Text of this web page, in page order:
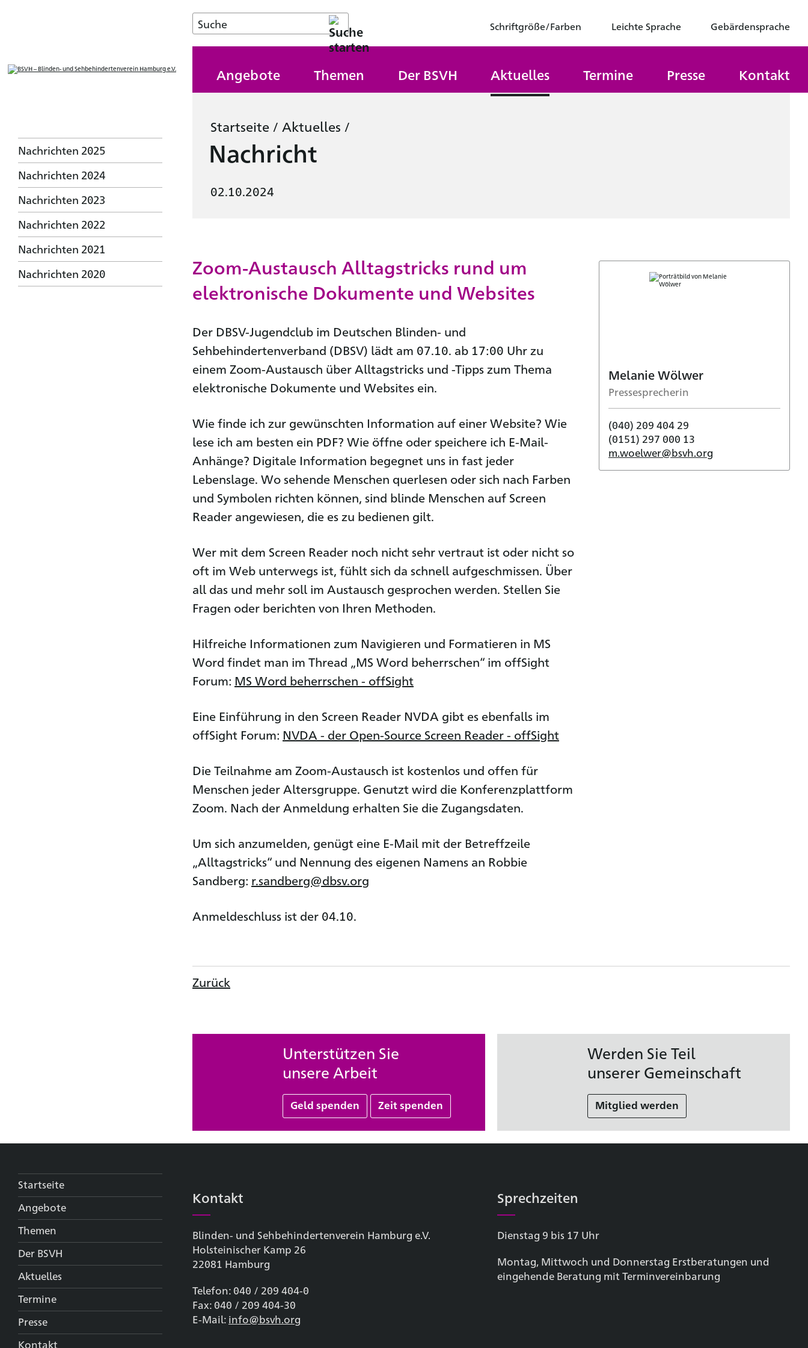
Schriftgröße/Farben Leichte Sprache Gebärdensprache
Angebote Themen Der BSVH Aktuelles Termine Presse Kontakt
Nachrichten 2025
Nachrichten 2024
Nachrichten 2023
Nachrichten 2022
Nachrichten 2021
Nachrichten 2020
Startseite / Aktuelles /
Nachricht
02.10.2024
Zoom-Austausch Alltagstricks rund um
elektronische Dokumente und Websites
Der DBSV-Jugendclub im Deutschen Blinden- und
Sehbehindertenverband (DBSV) lädt am 07.10. ab 17:00 Uhr zu
einem Zoom-Austausch über Alltagstricks und -Tipps zum Thema
elektronische Dokumente und Websites ein.
Wie finde ich zur gewünschten Information auf einer Website? Wie
lese ich am besten ein PDF? Wie öffne oder speichere ich E-Mail-
Anhänge? Digitale Information begegnet uns in fast jeder
Lebenslage. Wo sehende Menschen querlesen oder sich nach Farben
und Symbolen richten können, sind blinde Menschen auf Screen
Reader angewiesen, die es zu bedienen gilt.
Wer mit dem Screen Reader noch nicht sehr vertraut ist oder nicht so
oft im Web unterwegs ist, fühlt sich da schnell aufgeschmissen. Über
all das und mehr soll im Austausch gesprochen werden. Stellen Sie
Fragen oder berichten von Ihren Methoden.
Hilfreiche Informationen zum Navigieren und Formatieren in MS
Word findet man im Thread „MS Word beherrschen“ im offSight
Forum: MS Word beherrschen - offSight
Eine Einführung in den Screen Reader NVDA gibt es ebenfalls im
offSight Forum: NVDA - der Open-Source Screen Reader - offSight
Die Teilnahme am Zoom-Austausch ist kostenlos und offen für
Menschen jeder Altersgruppe. Genutzt wird die Konferenzplattform
Zoom. Nach der Anmeldung erhalten Sie die Zugangsdaten.
Um sich anzumelden, genügt eine E-Mail mit der Betreffzeile
„Alltagstricks“ und Nennung des eigenen Namens an Robbie
Sandberg: r.sandberg@dbsv.org
Anmeldeschluss ist der 04.10.
Melanie Wölwer
Pressesprecherin
(040) 209 404 29
(0151) 297 000 13
m.woelwer@bsvh.org
Zurück
Unterstützen Sie
unsere Arbeit
Geld spenden Zeit spenden
Werden Sie Teil
unserer Gemeinschaft
Mitglied werden
Startseite
Angebote
Themen
Der BSVH
Aktuelles
Termine
Presse
Kontakt
Kontakt
Blinden- und Sehbehinderten­verein Hamburg e.V.
Holsteinischer Kamp 26
22081 Hamburg
Telefon: 040 / 209 404-0
Fax: 040 / 209 404-30
E-Mail: info@bsvh.org
Sprechzeiten
Dienstag 9 bis 17 Uhr
Montag, Mittwoch und Donnerstag Erstberatungen und
eingehende Beratung mit Terminvereinbarung